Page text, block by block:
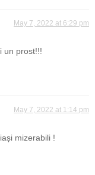
May 7, 2022 at 6:29 pm
un prost!!!
May 7, 2022 at 1:14 pm
mizerabili !